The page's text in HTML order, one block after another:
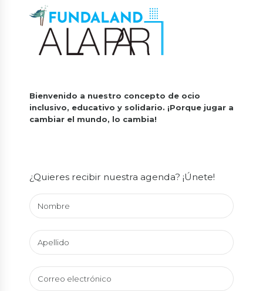
Bienvenido a nuestro concepto de ocio
inclusivo, educativo y solidario. ¡Porque jugar a
cambiar el mundo, lo cambia!
¿Quieres recibir nuestra agenda? ¡Únete!